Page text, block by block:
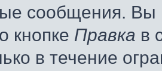
сообщения. Вы
кнопке Правка в
в течение